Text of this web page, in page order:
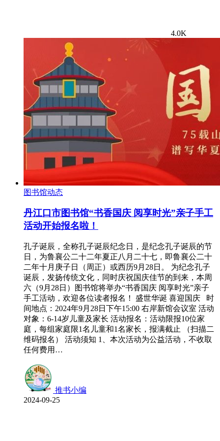
4.0K
图书馆动态
丹江口市图书馆“书香国庆 阅享时光”亲子手工
活动开始报名啦！
孔子诞辰，全称孔子诞辰纪念日，是纪念孔子诞辰的节
日，为鲁襄公二十二年夏正八月二十七，即鲁襄公二十
二年十月庚子日（周正）或西历9月28日。 为纪念孔子
诞辰，发扬传统文化，同时庆祝国庆佳节的到来，本周
六（9月28日）图书馆将举办“书香国庆 阅享时光”亲子
手工活动，欢迎各位读者报名！ 盛世华诞 喜迎国庆 时
间地点：2024年9月28日下午15:00 右岸新馆会议室 活动
对象：6-14岁儿童及家长 活动报名：活动限报10位家
庭，每组家庭限1名儿童和1名家长，报满截止 （扫描二
维码报名） 活动须知 1、本次活动为公益活动，不收取
任何费用…
推书小编
2024-09-25